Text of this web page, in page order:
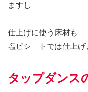
ますし
仕上げに使う床材も
塩ビシートでは仕上げ
タップダンス